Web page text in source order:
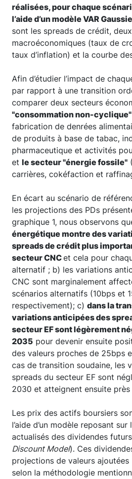
réalisées, pour chaque
l’aide d’un modèle VAR
sont les spreads de crédit,
macroéconomiques (taux de
taux d’inflation) et la courbe
Afin d’étudier l’impact de
par rapport à une transition
comparer deux secteurs
"consommation non-cyclique"
fabrication de denrées
de produits à base de tabac,
pharmaceutique et activités
et le secteur "énergie fossile"
carrières, cokéfaction et
En écart au scénario de
les projections des PDs
graphique 1, nous observons
énergétique montre des
spreads de crédit plus
secteur CNCet cela pour
alternatif ; b) les variations
CNC sont marginalement
scénarios alternatifs (10bps et
respectivement); c) dans la
variations anticipées des
secteur EF sont légèrement
2035 pour devenir ensuite
des valeurs proches de 25bps
cas de transition soudaine, les
spreads du secteur EF sont
2030 et atteignent ensuite
Les prix des actifs boursiers
l’aide d’un modèle reposant
actualisés des dividendes
Discount Model). Ces
projections de valeurs ajoutées
selon la méthodologie